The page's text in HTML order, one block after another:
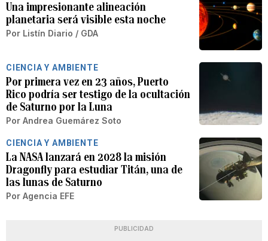
Una impresionante alineación
planetaria será visible esta noche
Por Listín Diario / GDA
CIENCIA Y AMBIENTE
Por primera vez en 23 años, Puerto
Rico podría ser testigo de la ocultación
de Saturno por la Luna
Por Andrea Guemárez Soto
CIENCIA Y AMBIENTE
La NASA lanzará en 2028 la misión
Dragonfly para estudiar Titán, una de
las lunas de Saturno
Por Agencia EFE
PUBLICIDAD